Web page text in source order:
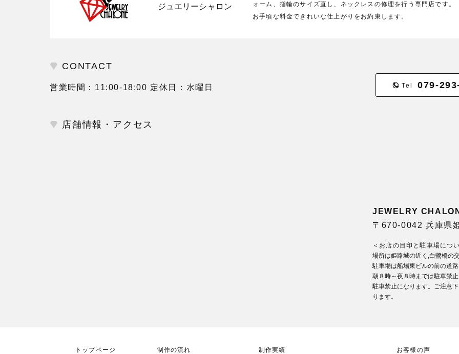
ジュエリーシャロン
ォーム、指輪のサイズ直し、ネックレスの修理を行う専門店です。
お手頃な料金できれいな仕上がりをお約束します。
CONTACT
営業時間：11:00-18:00 定休日：水曜日 Tel 079-
店舗情報・アクセス
JEWELRY
〒670-0042 兵庫県
＜お店の目印と駐車場につ
場所は姫路城の近く,白鷺橋の
駐車場は船場東ビルの前の道
朝８時～夜８時までは駐車禁
駐車禁止になります。ご注意
ります。
トップページ 制作の流れ 制作実績 お客様の声